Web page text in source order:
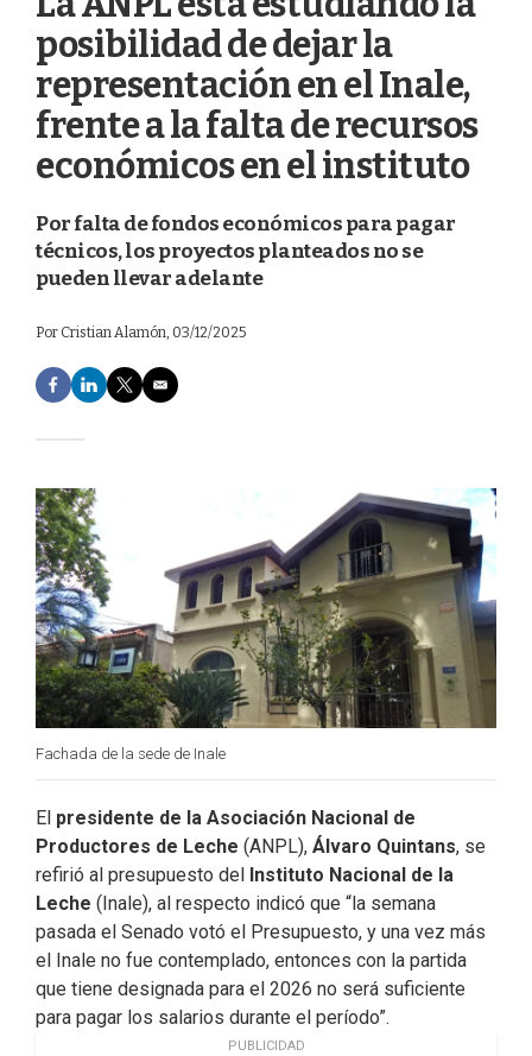
posibilidad de dejar la
representación en el Inale,
frente a la falta de recursos
económicos en el instituto
Por falta de fondos económicos para pagar
técnicos, los proyectos planteados no se
pueden llevar adelante
Por Cristian Alamón, 03/12/2025
F
a
e
o
o
k
L
i
d
I
n
T
w
E
m
Fachada de la sede de Inale
El presidente de la Asociación Nacional de
Productores de Leche (ANPL), Álvaro Quintans, se
refirió al presupuesto del
Instituto Nacional de la
Leche (Inale), al respecto indicó que “la semana
pasada el Senado votó el Presupuesto, y una vez más
el Inale no fue contemplado, entonces con la partida
que tiene designada para el 2026 no será suficiente
para pagar los salarios durante el período”.
PUBLICIDAD